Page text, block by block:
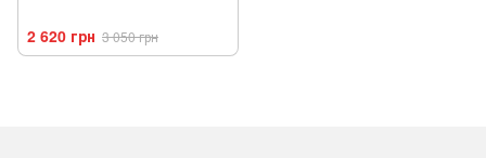
2 620 грн 3 050 грн